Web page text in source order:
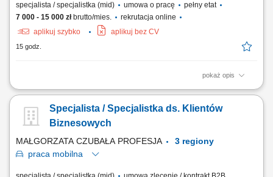
specjalista / specjalistka (mid) umowa o pracę
pełny etat
7 000 - 15 000 złbrutto/mies.
rekrutacja online
aplikuj szybko
aplikuj bez CV
15 godz.
pokaż opis
Zakres obowiązków: Będziesz pierwszą osobą, z którą rozmawia klient.
i odpowiednie wsparcie. szybkie nawiązywanie kontaktu z klientami
przekazanymi do obsługi, diagnozowanie potrzeb i ocena gotowości
Specjalista / Specjalistka ds. Klientów
Biznesowych
MAŁGORZATA CZUBAŁA PROFESJA
praca mobilna